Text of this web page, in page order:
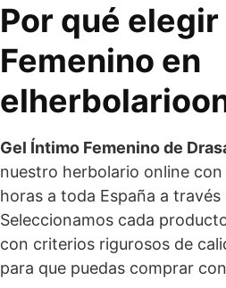
Por qué
Femenino en
Gel Íntimo Femenino de
nuestro herbolario online
horas a toda España a través
Seleccionamos cada
con criterios rigurosos de
para que puedas comprar